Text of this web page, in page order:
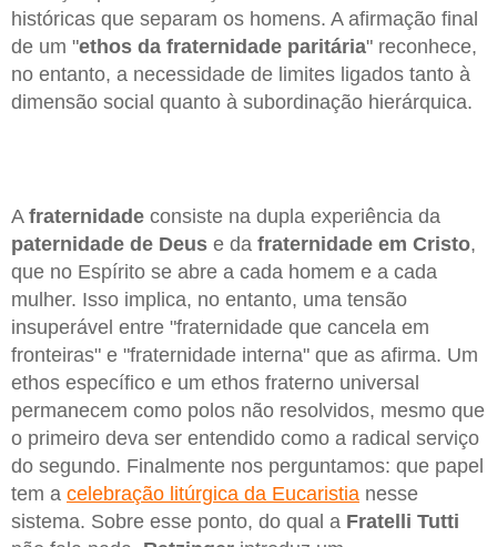
históricas que separam os homens. A afirmação final
de um "ethos da fraternidade paritária" reconhece,
no entanto, a necessidade de limites ligados tanto à
dimensão social quanto à subordinação hierárquica.
A fraternidade consiste na dupla experiência da
paternidade de Deus e da fraternidade em Cristo,
que no Espírito se abre a cada homem e a cada
mulher. Isso implica, no entanto, uma tensão
insuperável entre "fraternidade que cancela em
fronteiras" e "fraternidade interna" que as afirma. Um
ethos específico e um ethos fraterno universal
permanecem como polos não resolvidos, mesmo que
o primeiro deva ser entendido como a radical serviço
do segundo. Finalmente nos perguntamos: que papel
tem a celebração litúrgica da Eucaristia nesse
sistema. Sobre esse ponto, do qual a Fratelli Tutti